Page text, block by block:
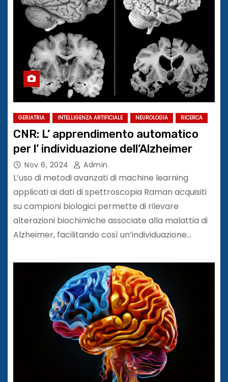
GERIATRIA INTELLIGENZA ARTIFICIALE NEUROLOGIA RICERCA
CNR: L’ apprendimento automatico
per l’ individuazione dell’Alzheimer
Nov 6, 2024 Admin
L’uso di metodi avanzati di machine learning
applicati ai dati di spettroscopia Raman acquisiti
su campioni biologici permette di rilevare
alterazioni biochimiche associate alla malattia di
Alzheimer, facilitando così un’individuazione…